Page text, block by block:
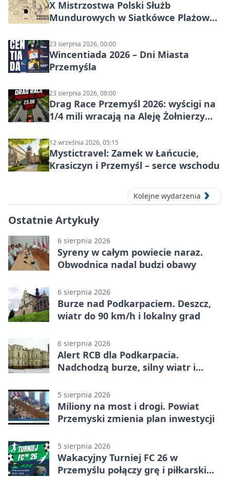
X Mistrzostwa Polski Służb
Mundurowych w Siatkówce Plażowej
23 sierpnia 2026, 00:00
Wincentiada 2026 – Dni Miasta
Przemyśla
23 sierpnia 2026, 08:00
Drag Race Przemyśl 2026: wyścigi na
1/4 mili wracają na Aleję Żołnierzy
12 września 2026, 05:15
Mystictravel: Zamek w Łańcucie,
Krasiczyn i Przemyśl – serce wschodu
Kolejne wydarzenia
Ostatnie Artykuły
6 sierpnia 2026
Syreny w całym powiecie naraz.
Obwodnica nadal budzi obawy
6 sierpnia 2026
Burze nad Podkarpaciem. Deszcz,
wiatr do 90 km/h i lokalny grad
6 sierpnia 2026
Alert RCB dla Podkarpacia.
Nadchodzą burze, silny wiatr i
5 sierpnia 2026
Miliony na most i drogi. Powiat
Przemyski zmienia plan inwestycji
5 sierpnia 2026
Wakacyjny Turniej FC 26 w
Przemyślu połączy grę i piłkarski